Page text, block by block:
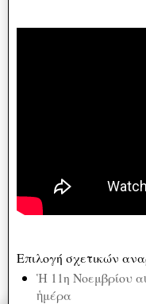
Επιλογή σχετικών
Ἡ 11η Νοεμβρίου
ἡμέρα